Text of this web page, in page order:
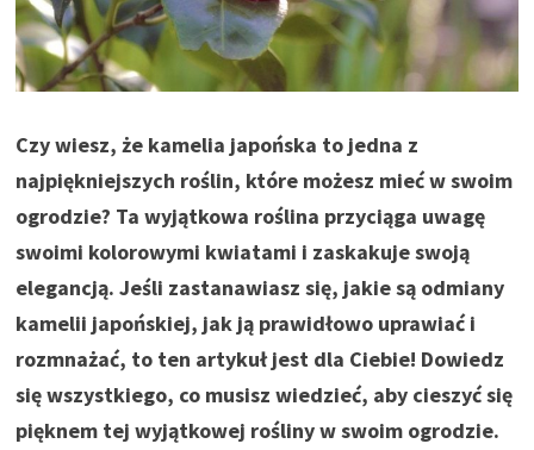
Czy wiesz, że kamelia japońska to jedna z
najpiękniejszych roślin, które możesz mieć w swoim
ogrodzie? Ta wyjątkowa roślina przyciąga uwagę
swoimi kolorowymi kwiatami i zaskakuje swoją
elegancją. Jeśli zastanawiasz się, jakie są odmiany
kamelii japońskiej, jak ją prawidłowo uprawiać i
rozmnażać, to ten artykuł jest dla Ciebie! Dowiedz
się wszystkiego, co musisz wiedzieć, aby cieszyć się
pięknem tej wyjątkowej rośliny w swoim ogrodzie.